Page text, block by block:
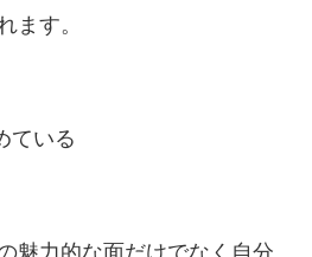
ます。
ている
魅力的な面だけでなく自分